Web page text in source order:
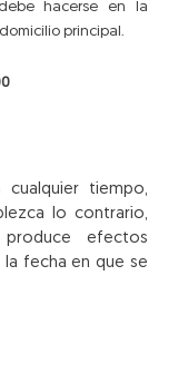
hacerse en la
principal.
cualquier tiempo,
lo contrario,
efectos
fecha en que se